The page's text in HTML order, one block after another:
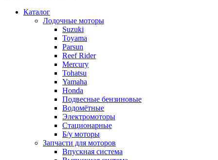
Каталог
Лодочные моторы
Suzuki
Toyama
Parsun
Reef Rider
Mercury
Tohatsu
Yamaha
Honda
Подвесные бензиновые
Водомётные
Электромоторы
Стационарные
Б/у моторы
Запчасти для моторов
Впускная система